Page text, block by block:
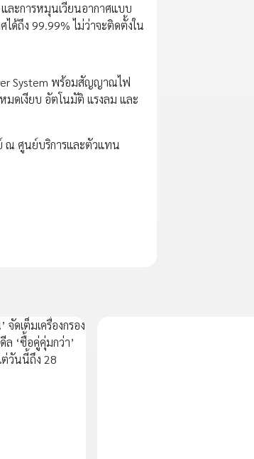
ละการหมุนเวียนอากาศแบบ
ได้ถึง 99.99% ไม่ว่าจะติดตั้งใน
System พร้อมสัญญาณไฟ
มดเงียบ อัตโนมัติ แรงลม และ
ณ ศูนย์บริการและตัวแทน